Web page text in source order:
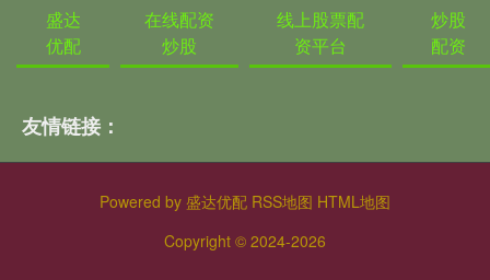
盛达
优配
在线配资
炒股
线上股票配
资平台
炒股
配资
友情链接：
Powered by 盛达优配 RSS地图 HTML地图
Copyright © 2024-2026